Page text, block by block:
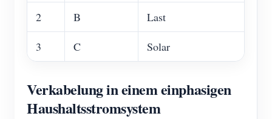
2 B Last
3 C Solar
Verkabelung in einem einphasigen
Haushaltsstromsystem